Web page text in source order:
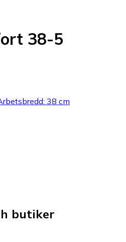
38-5
38 cm
butiker